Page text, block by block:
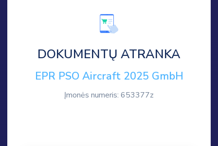
DOKUMENTŲ ATRANKA
EPR PSO Aircraft 2025 GmbH
Įmonės numeris: 653377z